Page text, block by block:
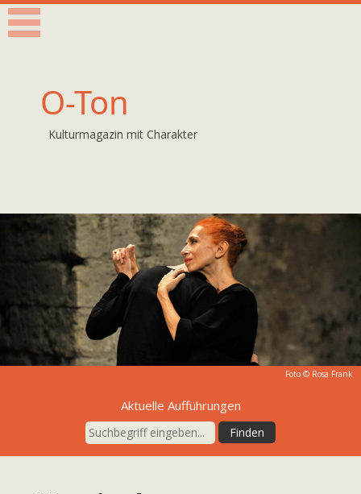
O-Ton
Kulturmagazin mit Charakter
Foto © Rosa Frank
Aktuelle Aufführungen